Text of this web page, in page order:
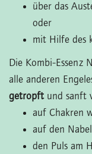
über das
oder
mit Hilfe des
Die Kombi-Essenz
alle anderen
getropft und sanft
auf Chakren
auf den Nabel
den Puls am